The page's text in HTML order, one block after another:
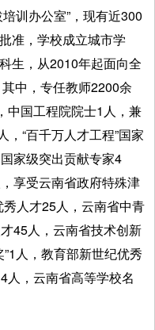
训办公室”，现有近300
准，学校成立城市学
生，从2010年起面向全
中，专任教师2200余
中国工程院院士1人，兼
“百千万人才工程”国家
家级突出贡献专家4
享受云南省政府特殊津
人才25人，云南省中青
45人，云南省技术创新
人，教育部新世纪优秀
人，云南省高等学校名